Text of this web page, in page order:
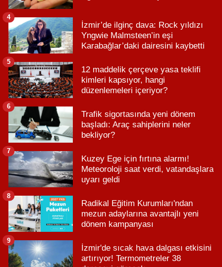
İzmir’de ilginç dava: Rock yıldızı
Yngwie Malmsteen’in eşi
Karabağlar’daki dairesini kaybetti
4
12 maddelik çerçeve yasa teklifi
kimleri kapsıyor, hangi
düzenlemeleri içeriyor?
5
Trafik sigortasında yeni dönem
başladı: Araç sahiplerini neler
bekliyor?
6
Kuzey Ege için fırtına alarmı!
Meteoroloji saat verdi, vatandaşlara
uyarı geldi
7
Radikal Eğitim Kurumları'ndan
mezun adaylarına avantajlı yeni
dönem kampanyası
8
İzmir'de sıcak hava dalgası etkisini
artırıyor! Termometreler 38
9